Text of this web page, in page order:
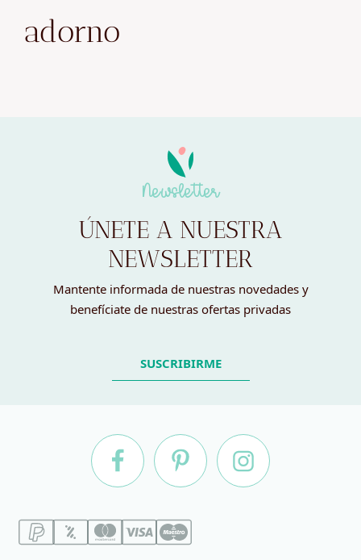
adorno
Newsletter
ÚNETE A NUESTRA
NEWSLETTER
Mantente informada de nuestras novedades y
benefíciate de nuestras ofertas privadas
SUSCRIBIRME